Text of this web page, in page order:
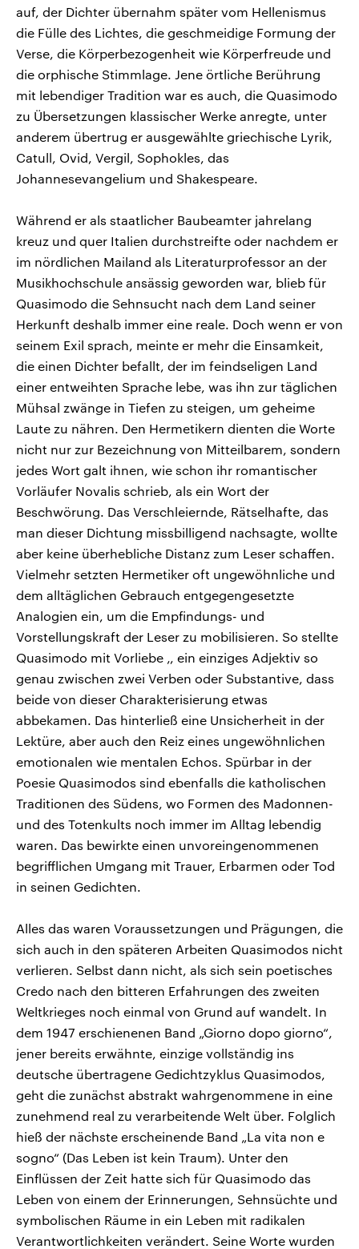
auf, der Dichter übernahm später vom Hellenismus
die Fülle des Lichtes, die geschmeidige Formung der
Verse, die Körperbezogenheit wie Körperfreude und
die orphische Stimmlage. Jene örtliche Berührung
mit lebendiger Tradition war es auch, die Quasimodo
zu Übersetzungen klassischer Werke anregte, unter
anderem übertrug er ausgewählte griechische Lyrik,
Catull, Ovid, Vergil, Sophokles, das
Johannesevangelium und Shakespeare.
Während er als staatlicher Baubeamter jahrelang
kreuz und quer Italien durchstreifte oder nachdem er
im nördlichen Mailand als Literaturprofessor an der
Musikhochschule ansässig geworden war, blieb für
Quasimodo die Sehnsucht nach dem Land seiner
Herkunft deshalb immer eine reale. Doch wenn er von
seinem Exil sprach, meinte er mehr die Einsamkeit,
die einen Dichter befallt, der im feindseligen Land
einer entweihten Sprache lebe, was ihn zur täglichen
Mühsal zwänge in Tiefen zu steigen, um geheime
Laute zu nähren. Den Hermetikern dienten die Worte
nicht nur zur Bezeichnung von Mitteilbarem, sondern
jedes Wort galt ihnen, wie schon ihr romantischer
Vorläufer Novalis schrieb, als ein Wort der
Beschwörung. Das Verschleiernde, Rätselhafte, das
man dieser Dichtung missbilligend nachsagte, wollte
aber keine überhebliche Distanz zum Leser schaffen.
Vielmehr setzten Hermetiker oft ungewöhnliche und
dem alltäglichen Gebrauch entgegengesetzte
Analogien ein, um die Empfindungs- und
Vorstellungskraft der Leser zu mobilisieren. So stellte
Quasimodo mit Vorliebe ‚, ein einziges Adjektiv so
genau zwischen zwei Verben oder Substantive, dass
beide von dieser Charakterisierung etwas
abbekamen. Das hinterließ eine Unsicherheit in der
Lektüre, aber auch den Reiz eines ungewöhnlichen
emotionalen wie mentalen Echos. Spürbar in der
Poesie Quasimodos sind ebenfalls die katholischen
Traditionen des Südens, wo Formen des Madonnen-
und des Totenkults noch immer im Alltag lebendig
waren. Das bewirkte einen unvoreingenommenen
begrifflichen Umgang mit Trauer, Erbarmen oder Tod
in seinen Gedichten.
Alles das waren Voraussetzungen und Prägungen, die
sich auch in den späteren Arbeiten Quasimodos nicht
verlieren. Selbst dann nicht, als sich sein poetisches
Credo nach den bitteren Erfahrungen des zweiten
Weltkrieges noch einmal von Grund auf wandelt. In
dem 1947 erschienenen Band „Giorno dopo giorno“,
jener bereits erwähnte, einzige vollständig ins
deutsche übertragene Gedichtzyklus Quasimodos,
geht die zunächst abstrakt wahrgenommene in eine
zunehmend real zu verarbeitende Welt über. Folglich
hieß der nächste erscheinende Band „La vita non e
sogno“ (Das Leben ist kein Traum). Unter den
Einflüssen der Zeit hatte sich für Quasimodo das
Leben von einem der Erinnerungen, Sehnsüchte und
symbolischen Räume in ein Leben mit radikalen
Verantwortlichkeiten verändert. Seine Worte wurden